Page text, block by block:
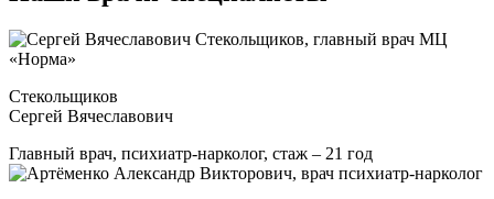
Стекольщиков
Сергей Вячеславович
Главный врач, психиатр-нарколог, стаж – 21 год